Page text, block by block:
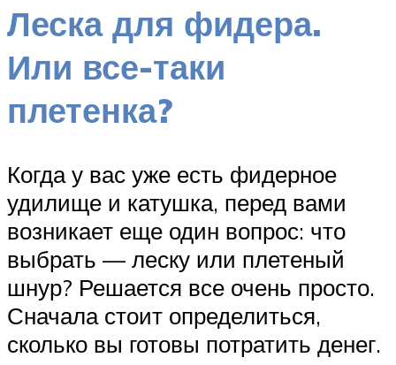
Леска для фидера.
Или все-таки
плетенка?
Когда у вас уже есть фидерное
удилище и катушка, перед вами
возникает еще один вопрос: что
выбрать — леску или плетеный
шнур? Решается все очень просто.
Сначала стоит определиться,
сколько вы готовы потратить денег.